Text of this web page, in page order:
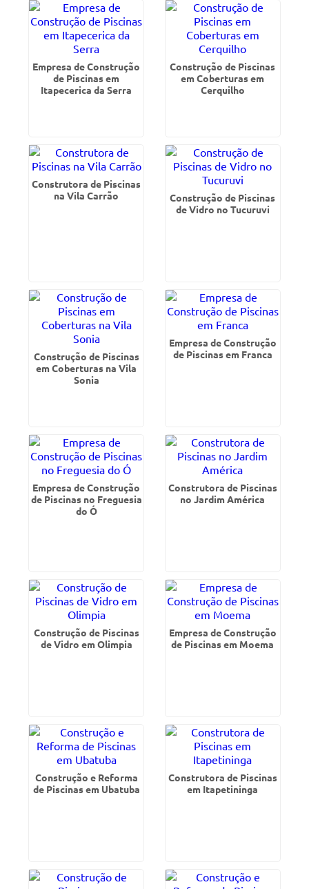
Empresa de Construção
de Piscinas em
Itapecerica da Serra
Construção de Piscinas
em Coberturas em
Cerquilho
Construtora de Piscinas
na Vila Carrão
Construção de Piscinas
de Vidro no Tucuruvi
Construção de Piscinas
em Coberturas na Vila
Sonia
Empresa de Construção
de Piscinas em Franca
Empresa de Construção
de Piscinas no Freguesia
do Ó
Construtora de Piscinas
no Jardim América
Construção de Piscinas
de Vidro em Olimpia
Empresa de Construção
de Piscinas em Moema
Construção e Reforma
de Piscinas em Ubatuba
Construtora de Piscinas
em Itapetininga